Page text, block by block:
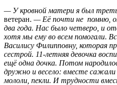
— У кровной матери я был
ветеран. — Её почти не помню,
два года. Нас было четверо, и
хотя мы ему во всем помогали.
Василису Филипповну, которая
сестрой. 11-летняя девочка
ещё одна дочка. Потом
дружно и весело: вместе сажали
мололи, пекли. И трудности